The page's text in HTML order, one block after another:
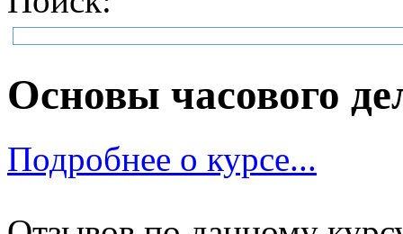
Основы часового
Подробнее о курсе...